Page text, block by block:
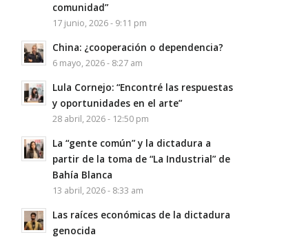
comunidad”
17 junio, 2026 - 9:11 pm
China: ¿cooperación o dependencia?
6 mayo, 2026 - 8:27 am
Lula Cornejo: “Encontré las respuestas
y oportunidades en el arte”
28 abril, 2026 - 12:50 pm
La “gente común” y la dictadura a
partir de la toma de “La Industrial” de
Bahía Blanca
13 abril, 2026 - 8:33 am
Las raíces económicas de la dictadura
genocida